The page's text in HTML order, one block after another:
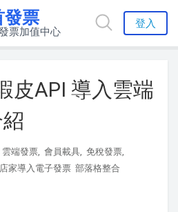
發票
票加值中心
登入
皮API 導入雲端
雲端發票, 會員載具, 免稅發票,
家導入電子發票 部落格整合